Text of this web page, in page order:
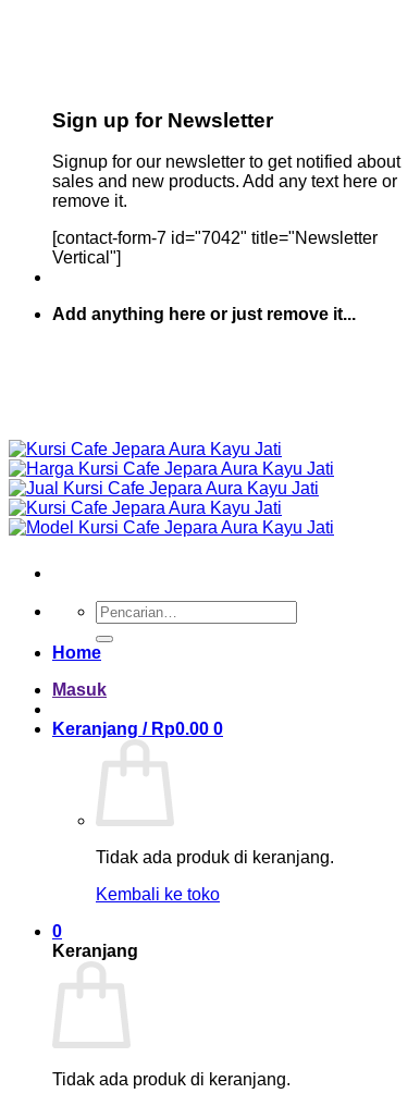
Sign up for Newsletter
Signup for our newsletter to get notified about
sales and new products. Add any text here or
remove it.
[contact-form-7 id="7042" title="Newsletter
Vertical"]
Add anything here or just remove it...
Pencarian
untuk:
Home
Masuk
Keranjang / Rp0.00 0
Tidak ada produk di keranjang.
Kembali ke toko
0
Keranjang
Tidak ada produk di keranjang.